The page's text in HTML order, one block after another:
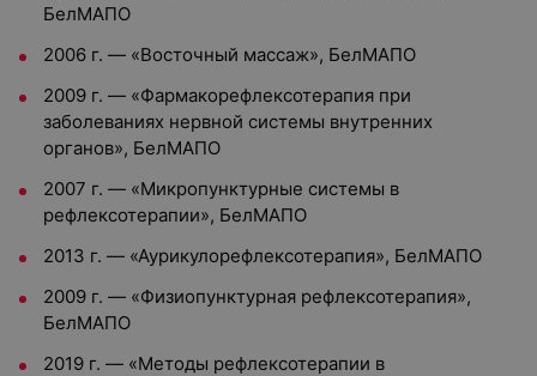
БелМАПО
2006 г. — «Восточный массаж», БелМАПО
2009 г. — «Фармакорефлексотерапия при
заболеваниях нервной системы внутренних
органов», БелМАПО
2007 г. — «Микропунктурные системы в
рефлексотерапии», БелМАПО
2013 г. — «Аурикулорефлексотерапия», БелМАПО
2009 г. — «Физиопунктурная рефлексотерапия»,
БелМАПО
2019 г. — «Методы рефлексотерапии в